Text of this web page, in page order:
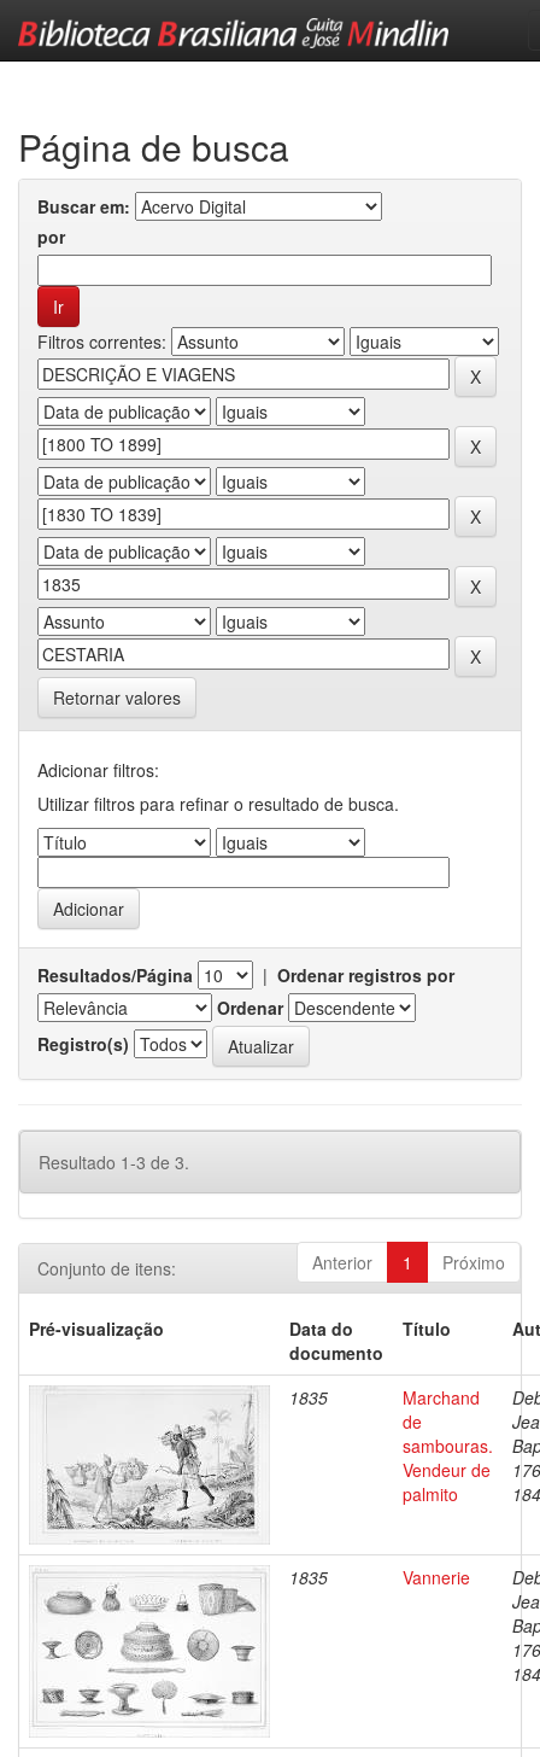
Página de busca
Buscar em:
por
Filtros correntes:
Retornar valores
Adicionar filtros:
Utilizar filtros para refinar o resultado de busca.
Resultados/Página | Ordenar registros por
Ordenar
Registro(s)
Resultado 1-3 de 3.
Anterior 1 Próximo
Conjunto de itens:
Pré-visualização
Data do
documento
Título
1835
Marchand
de
sambouras.
Vendeur de
palmito
1835 Vannerie